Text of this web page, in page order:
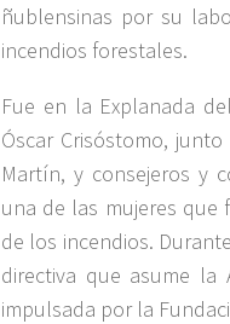
ñublensinas por su
incendios forestales.
Fue en la Explanada
Óscar Crisóstomo,
Martín, y consejeros y
una de las mujeres
de los incendios.
directiva que asume la
impulsada por la